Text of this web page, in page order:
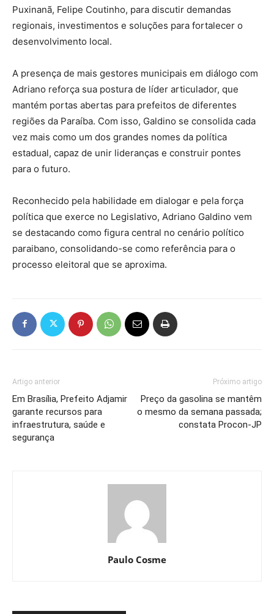
Puxinanã, Felipe Coutinho, para discutir demandas
regionais, investimentos e soluções para fortalecer o
desenvolvimento local.
A presença de mais gestores municipais em diálogo com
Adriano reforça sua postura de líder articulador, que
mantém portas abertas para prefeitos de diferentes
regiões da Paraíba. Com isso, Galdino se consolida cada
vez mais como um dos grandes nomes da política
estadual, capaz de unir lideranças e construir pontes
para o futuro.
Reconhecido pela habilidade em dialogar e pela força
política que exerce no Legislativo, Adriano Galdino vem
se destacando como figura central no cenário político
paraibano, consolidando-se como referência para o
processo eleitoral que se aproxima.
Artigo anterior
Em Brasília, Prefeito Adjamir
garante recursos para
infraestrutura, saúde e
segurança
Próximo artigo
Preço da gasolina se mantêm
o mesmo da semana passada;
constata Procon-JP
Paulo Cosme